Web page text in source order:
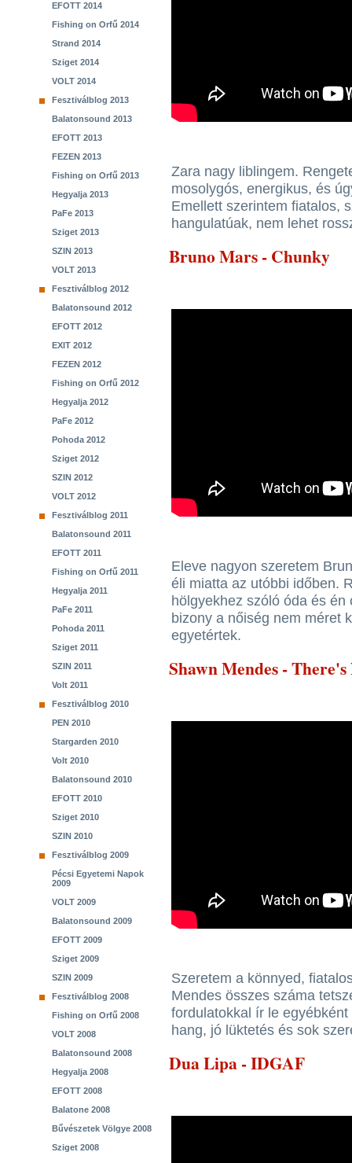
EFOTT 2014
Fishing on Orfű 2014
Strand 2014
Sziget 2014
VOLT 2014
Fesztiválblog 2013
Balatonsound 2013
EFOTT 2013
FEZEN 2013
Fishing on Orfű 2013
Hegyalja 2013
PaFe 2013
Sziget 2013
SZIN 2013
VOLT 2013
Fesztiválblog 2012
Balatonsound 2012
EFOTT 2012
EXIT 2012
FEZEN 2012
Fishing on Orfű 2012
Hegyalja 2012
PaFe 2012
Pohoda 2012
Sziget 2012
SZIN 2012
VOLT 2012
Fesztiválblog 2011
Balatonsound 2011
EFOTT 2011
Fishing on Orfű 2011
Hegyalja 2011
PaFe 2011
Pohoda 2011
Sziget 2011
SZIN 2011
Volt 2011
Fesztiválblog 2010
PEN 2010
Stargarden 2010
Volt 2010
Balatonsound 2010
EFOTT 2010
Sziget 2010
SZIN 2010
Fesztiválblog 2009
Pécsi Egyetemi Napok
2009
VOLT 2009
Balatonsound 2009
EFOTT 2009
Sziget 2009
SZIN 2009
Fesztiválblog 2008
Fishing on Orfű 2008
VOLT 2008
Balatonsound 2008
Hegyalja 2008
EFOTT 2008
Balatone 2008
Bűvészetek Völgye 2008
Sziget 2008
Zara nagy liblingem.
mosolygós, energikus, és
Emellett szerintem fiatalos,
hangulatúak, nem lehet
Bruno Mars - Chunky
Eleve nagyon szeretem
éli miatta az utóbbi időben.
hölgyekhez szóló óda és
bizony a nőiség nem méret
egyetértek.
Shawn Mendes -
Szeretem a könnyed,
Mendes összes száma
fordulatokkal ír le
hang, jó lüktetés és sok
Dua Lipa - IDGAF